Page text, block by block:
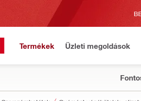
Termékek Üzleti megoldások